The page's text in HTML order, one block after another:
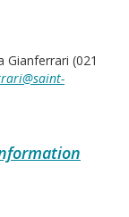
Gianferrari (021